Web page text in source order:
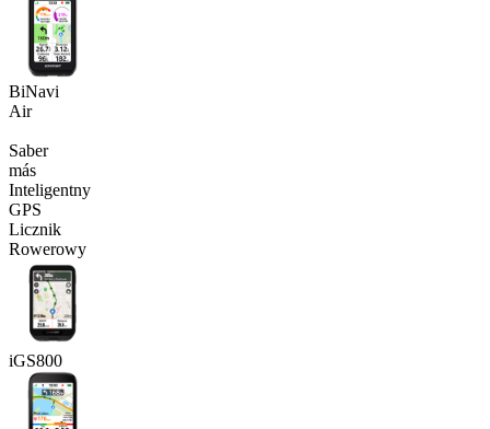
BiNavi
Air
Saber
más
Inteligentny
GPS
Licznik
Rowerowy
iGS800